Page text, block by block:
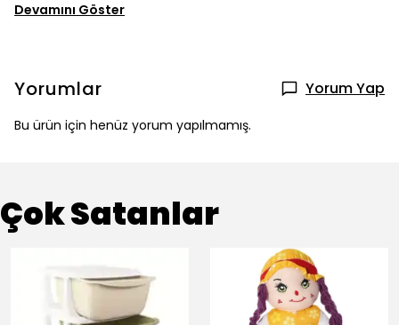
Devamını Göster
Yorumlar Yorum Yap
Bu ürün için henüz yorum yapılmamış.
Çok Satanlar